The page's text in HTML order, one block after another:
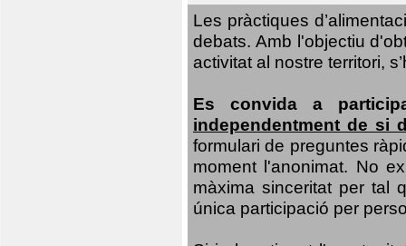
Les pràctiques
debats. Amb l'objectiu
activitat al nostre territori,
Es convida a
independentment de si
formulari de preguntes
moment l'anonimat. No
màxima sinceritat per tal
única participació per